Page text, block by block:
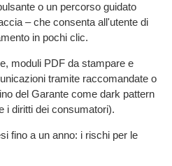
o un percorso guidato
– che consenta all'utente di
in pochi clic.
moduli PDF da stampare e
tramite raccomandate o
del Garante come dark pattern
i diritti dei consumatori).
fino a un anno: i rischi per le